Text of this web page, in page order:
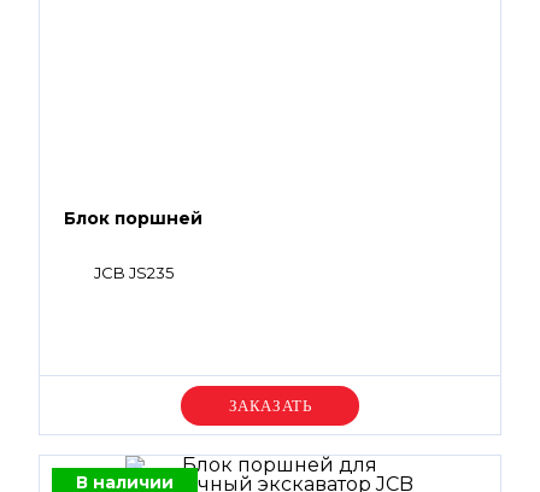
Блок поршней
JCB JS235
Уточняйте цену
В наличии